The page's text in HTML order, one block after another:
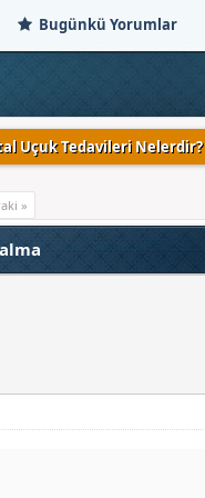
Bugünkü Yorumlar
Uçuk Tedavileri Nelerdir?
»